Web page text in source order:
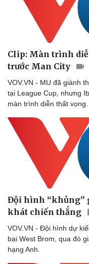
Doanh nghiệp
Thông tin doanh nghiệp
Doanh nghiệp 24h
Doanh nhân
Vì cộng đồng
Clip: Màn trình
trước Man City
VOV.VN - MU đã giành
tại League Cup, nhưng
màn trình diễn thất vọng.
Đội hình “khủng”
khát chiến thắng
VOV.VN - Đội hình dự
bại West Brom, qua đó
hạng Anh.